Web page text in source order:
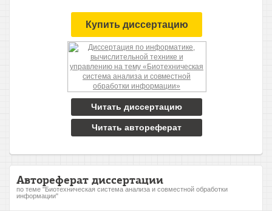
Купить диссертацию
Читать диссертацию
Читать автореферат
Автореферат диссертации
по теме "Биотехническая система анализа и совместной обработки
информации"